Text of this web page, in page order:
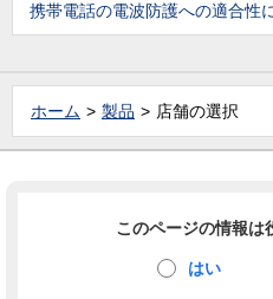
携帯電話の電波防護への適合性
ホーム 製品 店舗の選択
このページの情報は
はい